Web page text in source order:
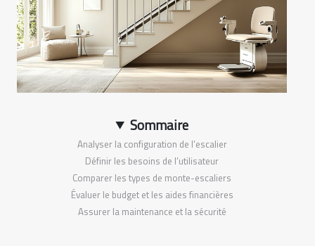
Sommaire
Analyser la configuration de l’escalier
Définir les besoins de l’utilisateur
Comparer les types de monte-escaliers
Évaluer le budget et les aides financières
Assurer la maintenance et la sécurité